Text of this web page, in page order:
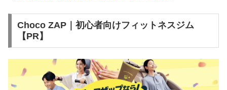
Choco ZAP｜初心者向けフィットネスジム
【PR】